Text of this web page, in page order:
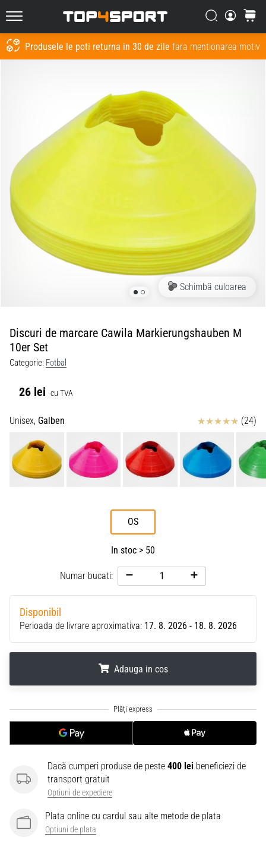
Produsele le poti returna in 30 de zile fara mentionarea
Top4Sport.ro Căutare
Cos
Cauta
Schimbă culoarea
Discuri de marcare Cawila Markierungshauben M
10er Set
Categorie: Fotbal
26 lei cu TVA
Unisex, Galben Review (24)
OS
In stoc > 50
Numar bucati:
Disponibil
Perioada de livrare aproximativa: 17. 8. 2026 - 18. 8. 2026
Adauga in cos
Dacă cumperi produse de peste 400 lei beneficiezi de
transport gratuit
Optiuni de expediere
Plata online cu cardul sau alte metode de plata
Optiuni de plata